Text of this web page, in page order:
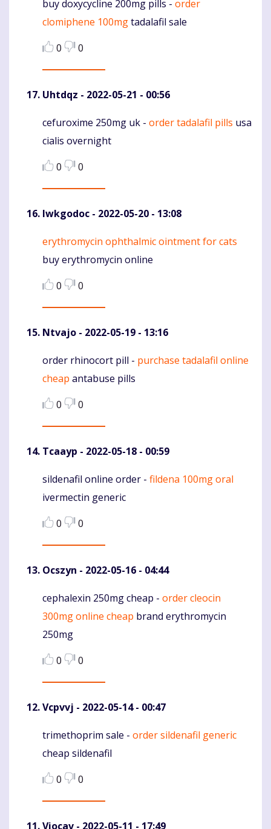
Komentaras
buy doxycycline 200mg pills - order
clomiphene 100mgtadalafil sale
0
0
Uhtdqz - 2022-05-21 - 00:56
Komentaras
cefuroxime 250mg uk - order tadalafil pills usa
cialis overnight
0
0
lwkgodoc - 2022-05-20 - 13:08
Komentaras
erythromycin ophthalmic ointment for cats
buy erythromycin online
0
0
Ntvajo - 2022-05-19 - 13:16
Komentaras
order rhinocort pill - purchase tadalafil online
cheap antabuse pills
0
0
Tcaayp - 2022-05-18 - 00:59
Komentaras
sildenafil online order - fildena 100mg oral
ivermectin generic
0
0
Ocszyn - 2022-05-16 - 04:44
Komentaras
cephalexin 250mg cheap - order cleocin
300mg online cheap brand erythromycin
250mg
0
0
Vcpvvj - 2022-05-14 - 00:47
Komentaras
trimethoprim sale - order sildenafil generic
cheap sildenafil
0
0
Viocav - 2022-05-11 - 17:49